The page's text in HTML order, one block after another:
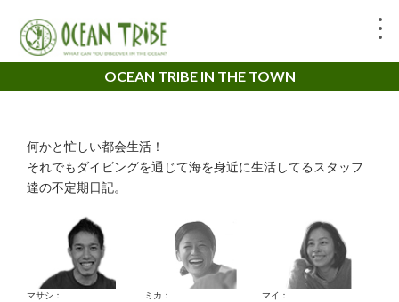
OCEAN TRIBE IN THE TOWN
何かと忙しい都会生活！
それでもダイビングを通じて海を身近に生活してるスタッフ
達の不定期日記。
マサシ：
ミカ：
マイ：